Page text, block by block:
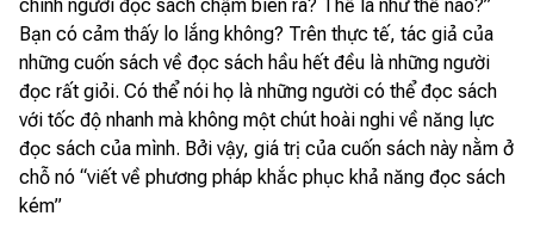
chính người đọc sách chậm biên ra? Thế là như thế nào?”
Bạn có cảm thấy lo lắng không? Trên thực tế, tác giả của
những cuốn sách về đọc sách hầu hết đều là những người
đọc rất giỏi. Có thể nói họ là những người có thể đọc sách
với tốc độ nhanh mà không một chút hoài nghi về năng lực
đọc sách của mình. Bởi vậy, giá trị của cuốn sách này nằm ở
chỗ nó “viết về phương pháp khắc phục khả năng đọc sách
kém”